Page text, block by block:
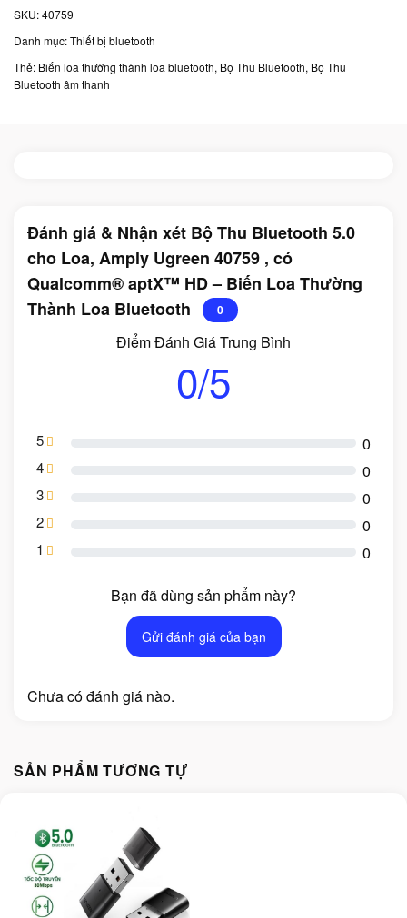
SKU:40759
Danh mục:Thiết bị bluetooth
Thẻ: Biến loa thường thành loa bluetooth, Bộ Thu Bluetooth, Bộ Thu
Bluetooth âm thanh
Đánh giá & Nhận xét Bộ Thu Bluetooth 5.0
cho Loa, Amply Ugreen 40759 , có
Qualcomm® aptX™ HD – Biến Loa Thường
Thành Loa Bluetooth
0
Điểm Đánh Giá Trung Bình
0/5
5 0
4 0
3 0
2 0
1 0
Bạn đã dùng sản phẩm này?
Gửi đánh giá của bạn
Chưa có đánh giá nào.
SẢN PHẨM TƯƠNG TỰ